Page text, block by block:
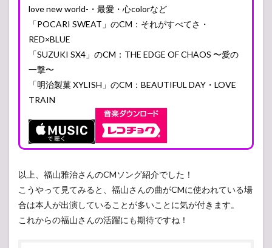
love new world-・最愛・心colorなど
「POCARI SWEAT」のCM：それがすべてさ・
RED×BLUE
「SUZUKI SX4」のCM：THE EDGE OF CHAOS 〜愛の
一撃〜
「明治製菓 XYLISH」のCM：BEAUTIFUL DAY・LOVE
TRAIN
以上、福山雅治さんのCMソング紹介でした！
こうやって見てみると、福山さんの曲がCMに使われている場
合は本人が出演していることが多いことに気が付きます。
これからの福山さんの活躍にも期待ですね！